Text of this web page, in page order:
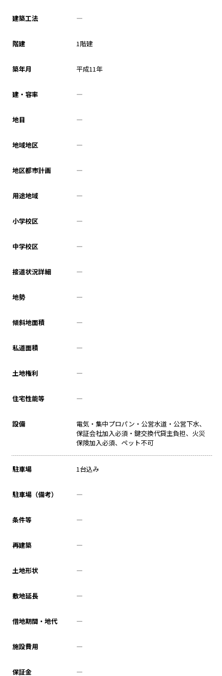
建築工法 ―
階建 1階建
築年月 平成11年
建・容率 ―
地目 ―
地域地区 ―
地区都市計画 ―
用途地域 ―
小学校区 ―
中学校区 ―
接道状況詳細 ―
地勢 ―
傾斜地面積 ―
私道面積 ―
土地権利 ―
住宅性能等 ―
設備
電気・集中プロパン・公営水道・公営下水、
保証会社加入必須・鍵交換代貸主負担、火災
保険加入必須、ペット不可
駐車場 1台込み
駐車場（備考） ―
条件等 ―
再建築 ―
土地形状 ―
敷地延長 ―
借地期間・地代 ―
施設費用 ―
保証金 ―